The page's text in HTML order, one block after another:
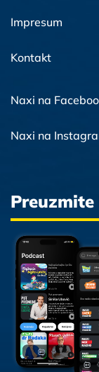
Impresum
Kontakt
Naxi na
Naxi na